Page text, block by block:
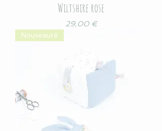
Wiltshire rose
Prix
29,00 €
Nouveauté